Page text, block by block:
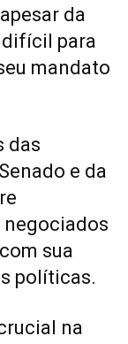
da
para
mandato
das
e da
negociados
sua
políticas.
na